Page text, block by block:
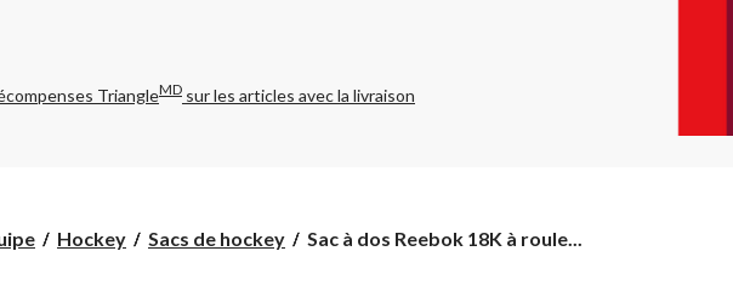
TriangleMD sur les articles avec la livraison
Hockey Sacs de hockey
Sac
Sac à dos Reebok 18K à roule...